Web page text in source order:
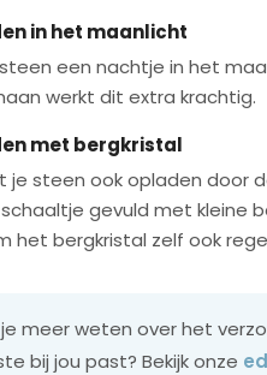
in het maanlicht
een nachtje in het
werkt dit extra krachtig.
met bergkristal
je steen ook opladen door
gevuld met kleine
het bergkristal zelf ook
je meer weten over het
bij jou past? Bekijk onze